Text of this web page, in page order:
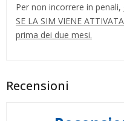
Per non incorrere in penali,
SE LA SIM VIENE
prima dei due mesi.
Recensioni